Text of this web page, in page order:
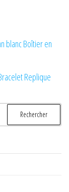
blanc Boîtier en
Replique